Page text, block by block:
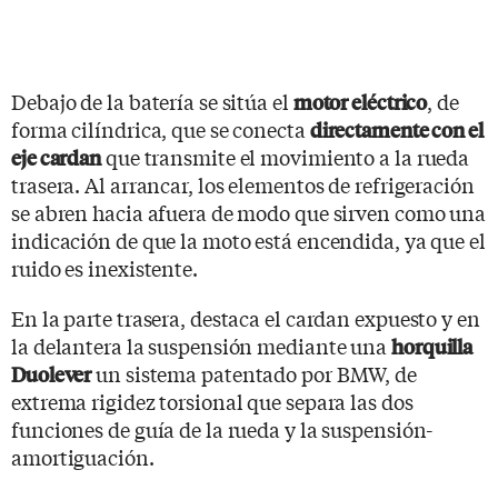
Debajo de la batería se sitúa el motor eléctrico, de
forma cilíndrica, que se conecta directamente con el
eje cardanque transmite el movimiento a la rueda
trasera. Al arrancar, los elementos de refrigeración
se abren hacia afuera de modo que sirven como una
indicación de que la moto está encendida, ya que el
ruido es inexistente.
En la parte trasera, destaca el cardan expuesto y en
la delantera la suspensión mediante una horquilla
Duoleverun sistema patentado por BMW, de
extrema rigidez torsional que separa las dos
funciones de guía de la rueda y la suspensión-
amortiguación.